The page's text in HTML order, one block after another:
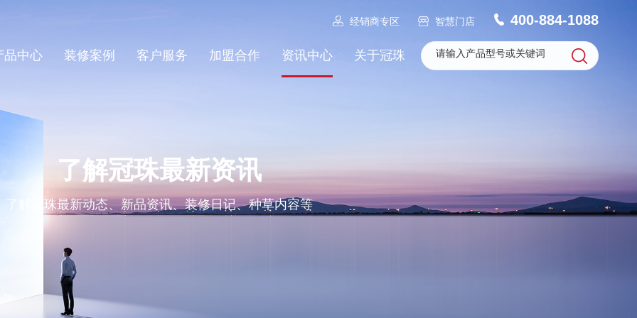
经销商专区 智慧门店 400-884-1088
品中心 装修案例 客户服务 加盟合作 资讯中心 关于冠珠
了解冠珠最新资讯
了解冠珠最新动态、新品资讯、装修日记、种草内容等